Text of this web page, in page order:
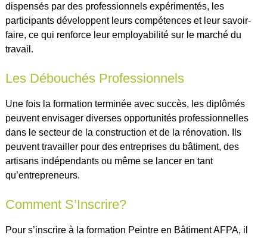
dispensés par des professionnels expérimentés, les
participants développent leurs compétences et leur savoir-
faire, ce qui renforce leur employabilité sur le marché du
travail.
Les Débouchés Professionnels
Une fois la formation terminée avec succès, les diplômés
peuvent envisager diverses opportunités professionnelles
dans le secteur de la construction et de la rénovation. Ils
peuvent travailler pour des entreprises du bâtiment, des
artisans indépendants ou même se lancer en tant
qu’entrepreneurs.
Comment S’Inscrire?
Pour s’inscrire à la formation Peintre en Bâtiment AFPA, il